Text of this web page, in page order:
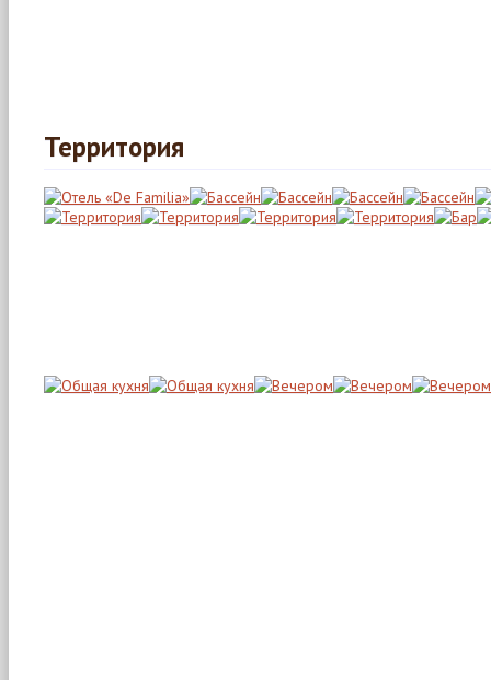
Территория